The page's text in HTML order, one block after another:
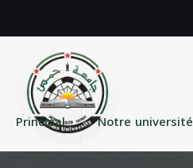
Principal Notre université